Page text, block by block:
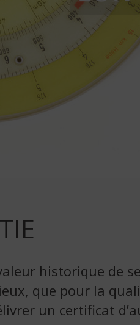
historique de
que pour la
un certificat